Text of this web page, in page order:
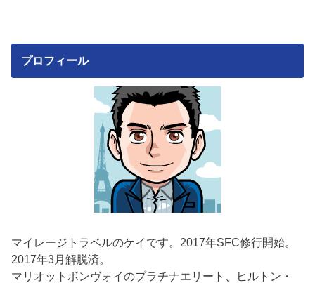
プロフィール
マイレージトラベルのケイです。2017年SFC修行開始。
2017年3月解脱済。
マリオットボンヴォイのプラチナエリート、ヒルトン・